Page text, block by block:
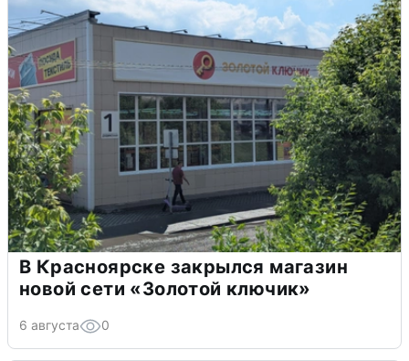
В Красноярске закрылся магазин
новой сети «Золотой ключик»
6 августа 0